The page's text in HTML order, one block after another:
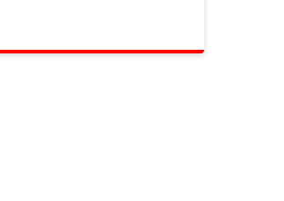
istanze POLIS 2026 - firmato
- A.S. 2025-2026_signed